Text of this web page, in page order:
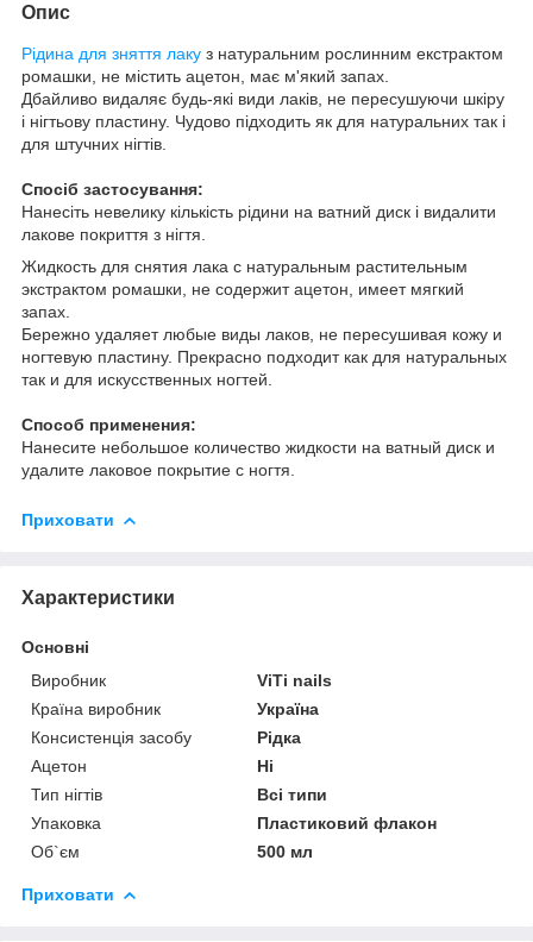
Опис
Рідина для зняття лаку з натуральним рослинним екстрактом
ромашки, не містить ацетон, має м'який запах.
Дбайливо видаляє будь-які види лаків, не пересушуючи шкіру
і нігтьову пластину. Чудово підходить як для натуральних так і
для штучних нігтів.
Спосіб застосування:
Нанесіть невелику кількість рідини на ватний диск і видалити
лакове покриття з нігтя.
Жидкость для снятия лака с натуральным растительным
экстрактом ромашки, не содержит ацетон, имеет мягкий
запах.
Бережно удаляет любые виды лаков, не пересушивая кожу и
ногтевую пластину. Прекрасно подходит как для натуральных
так и для искусственных ногтей.
Способ применения:
Нанесите небольшое количество жидкости на ватный диск и
удалите лаковое покрытие с ногтя.
Приховати
Характеристики
Основні
Виробник
ViTi nails
Країна виробник
Україна
Консистенція засобу
Рідка
Ацетон
Ні
Тип нігтів
Всі типи
Упаковка
Пластиковий флакон
Об`єм
500 мл
Приховати